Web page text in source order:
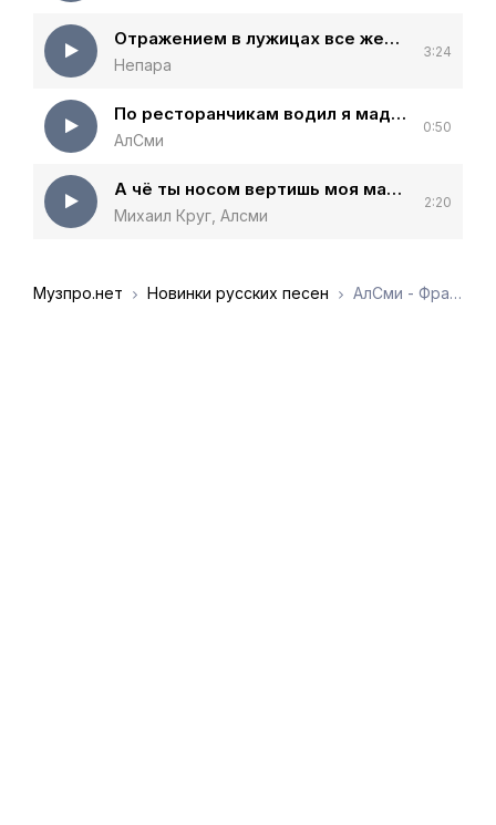
Отражением в лужицах все желания сбудутся
Непара
3:24
По ресторанчикам водил я мадам
АлСми
0:50
А чё ты носом вертишь моя мадам
Михаил Круг, Алсми
2:20
Музпро.нет Новинки русских песен АлСми - Фраера